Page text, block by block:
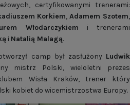
certyfikowanymi trenerami:
Korkiem,Adamem Szotem,
Włodarczykiem i trenerami
i Natalią Malagą.
camp był zasłużony Ludwik
mistrz Polski,
wieloletni prezes
Wisła Kraków, trener który
kobiet do wicemistrzostwa Europy.